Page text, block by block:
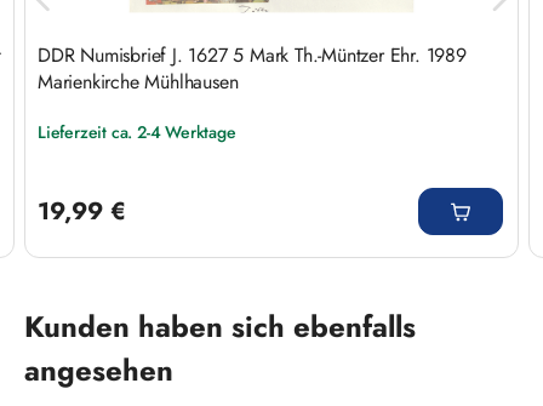
DDR Numisbrief J. 1627 5 Mark Th.-Müntzer Ehr. 1989
Marienkirche Mühlhausen
Lieferzeit ca. 2-4 Werktage
19,99 €
Produktgalerie überspringen
Kunden haben sich ebenfalls
angesehen